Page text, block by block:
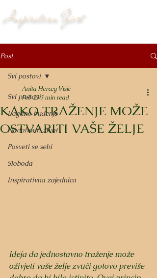
Inspirativan Život
Post
Svi postovi
Lagano buđenje
Nadahnuti život
Posveti se sebi
Sloboda
Inspirativna zajednica
Svi postovi
KAKO TRAŽENJE MOŽE
OSTVARITI VAŠE ŽELJE
Anita Herceg Visić
Feb 233 min read
Ideja da jednostavno traženje može
oživjeti vaše želje zvuči gotovo previše